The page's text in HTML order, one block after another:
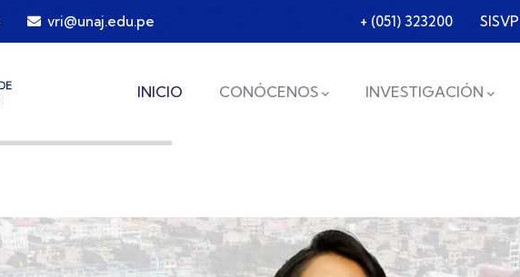
vri@unaj.edu.pe + (051) 323200
INICIO CONÓCENOS INVESTIGACIÓN